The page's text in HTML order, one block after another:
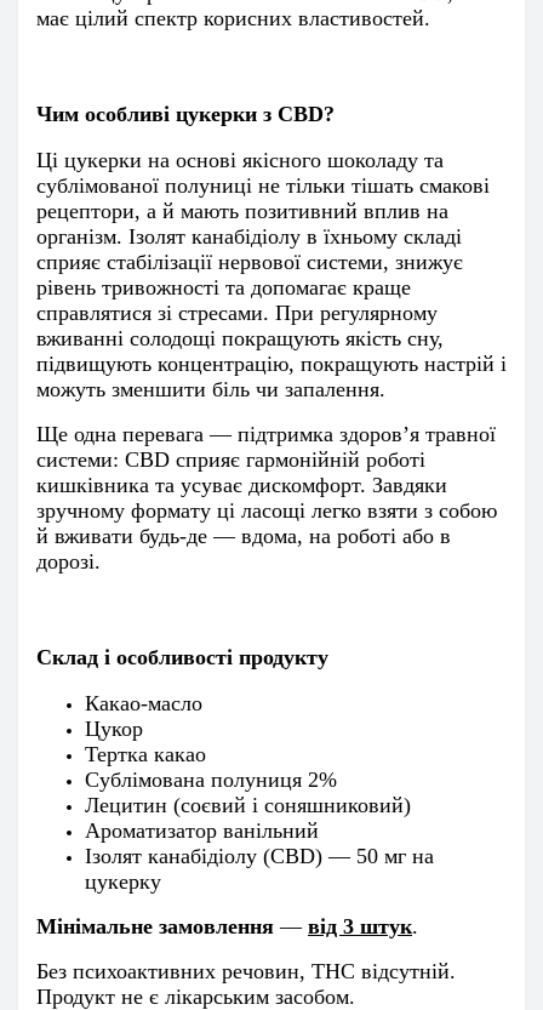
має цілий спектр корисних властивостей.
Чим особливі цукерки з CBD?
Ці цукерки на основі якісного шоколаду та
сублімованої полуниці не тільки тішать смакові
рецептори, а й мають позитивний вплив на
організм. Ізолят канабідіолу в їхньому складі
сприяє стабілізації нервової системи, знижує
рівень тривожності та допомагає краще
справлятися зі стресами. При регулярному
вживанні солодощі покращують якість сну,
підвищують концентрацію, покращують настрій і
можуть зменшити біль чи запалення.
Ще одна перевага — підтримка здоров’я травної
системи: CBD сприяє гармонійній роботі
кишківника та усуває дискомфорт. Завдяки
зручному формату ці ласощі легко взяти з собою
й вживати будь-де — вдома, на роботі або в
дорозі.
Склад і особливості продукту
Какао-масло
Цукор
Тертка какао
Сублімована полуниця 2%
Лецитин (соєвий і соняшниковий)
Ароматизатор ванільний
Ізолят канабідіолу (CBD) — 50 мг на
цукерку
Мінімальне замовлення — від 3 штук.
Без психоактивних речовин, THC відсутній.
Продукт не є лікарським засобом.